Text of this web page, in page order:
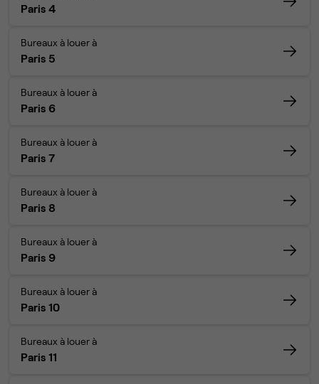
Paris 4
Bureaux à louer à
Paris 5
Bureaux à louer à
Paris 6
Bureaux à louer à
Paris 7
Bureaux à louer à
Paris 8
Bureaux à louer à
Paris 9
Bureaux à louer à
Paris 10
Bureaux à louer à
Paris 11